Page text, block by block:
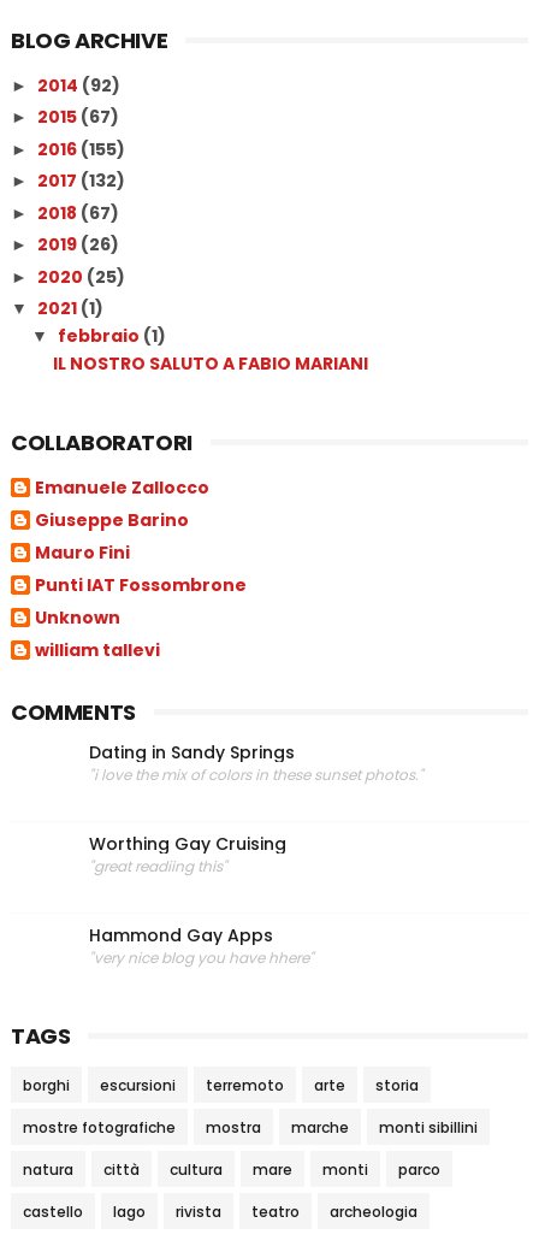
BLOG ARCHIVE
► 2014 (92)
► 2015 (67)
► 2016 (155)
► 2017 (132)
► 2018 (67)
► 2019 (26)
► 2020 (25)
▼ 2021 (1)
▼ febbraio (1)
IL NOSTRO SALUTO A FABIO MARIANI
COLLABORATORI
Emanuele Zallocco
Giuseppe Barino
Mauro Fini
Punti IAT Fossombrone
Unknown
william tallevi
COMMENTS
Dating in Sandy Springs
"i love the mix of colors in these sunset photos."
Worthing Gay Cruising
"great readiing this"
Hammond Gay Apps
"very nice blog you have hhere"
TAGS
borghi escursioni terremoto arte storia
mostre fotografiche mostra marche monti sibillini
natura città cultura mare monti parco
castello lago rivista teatro archeologia